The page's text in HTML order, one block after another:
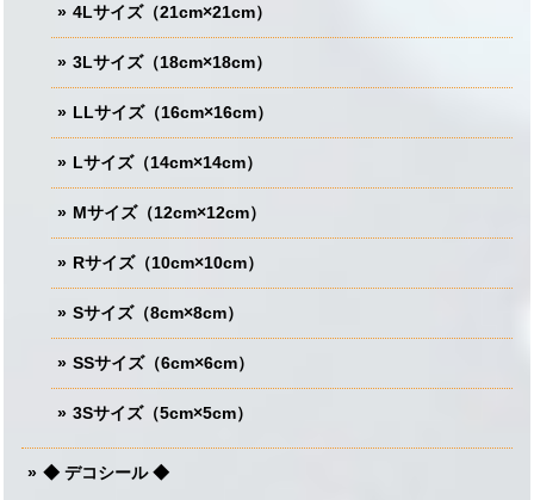
4Lサイズ（21cm×21cm）
3Lサイズ（18cm×18cm）
LLサイズ（16cm×16cm）
Lサイズ（14cm×14cm）
Mサイズ（12cm×12cm）
Rサイズ（10cm×10cm）
Sサイズ（8cm×8cm）
SSサイズ（6cm×6cm）
3Sサイズ（5cm×5cm）
◆ デコシール ◆